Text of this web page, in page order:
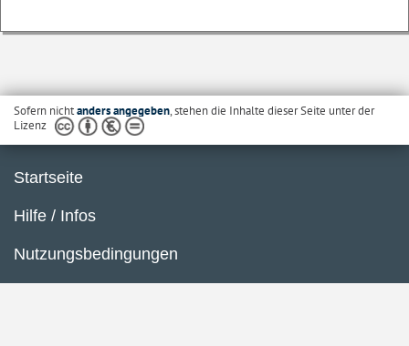
Sofern nichtanders angegeben, stehen die Inhalte dieser Seite unter der
Lizenz
Startseite
Hilfe / Infos
Nutzungsbedingungen